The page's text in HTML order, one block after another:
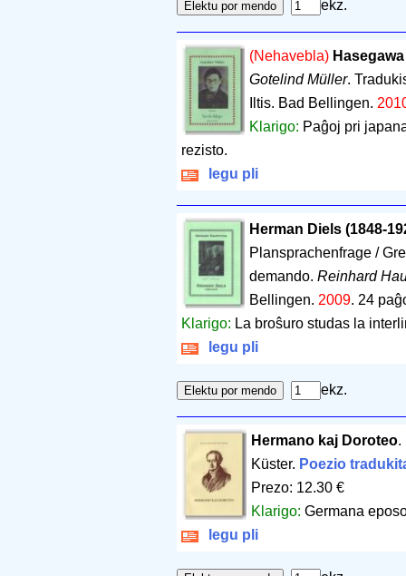
ekz.
(Nehavebla)
Gotelind Müller.
Iltis. Bad Bellingen.
Klarigo: Paĝoj pri
rezisto.
legu pli
Herman Diels (1848-
Plansprachenfrage /
demando. Reinhard
Bellingen. 2009. 24
Klarigo: La broŝuro studas la
legu pli
ekz.
Hermano kaj Doroteo.
Küster. Poezio
Prezo: 12.30 €
Klarigo: Germana
legu pli